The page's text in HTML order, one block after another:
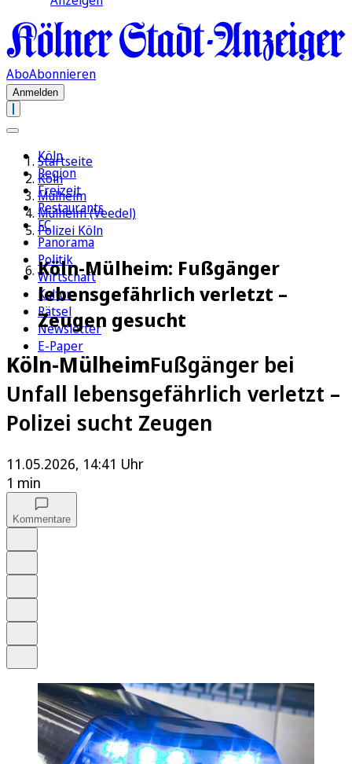
AboAbonnieren
Anmelden
Köln
Region
Freizeit
Restaurants
FC
Panorama
Politik
Wirtschaft
Kultur
Rätsel
Newsletter
E-Paper
Startseite
Köln
Mülheim
Mülheim (Veedel)
Polizei Köln
Köln-Mülheim: Fußgänger
lebensgefährlich verletzt –
Zeugen gesucht
Köln-MülheimFußgänger bei
Unfall lebensgefährlich verletzt –
Polizei sucht Zeugen
11.05.2026, 14:41 Uhr
1 min
Kommentare